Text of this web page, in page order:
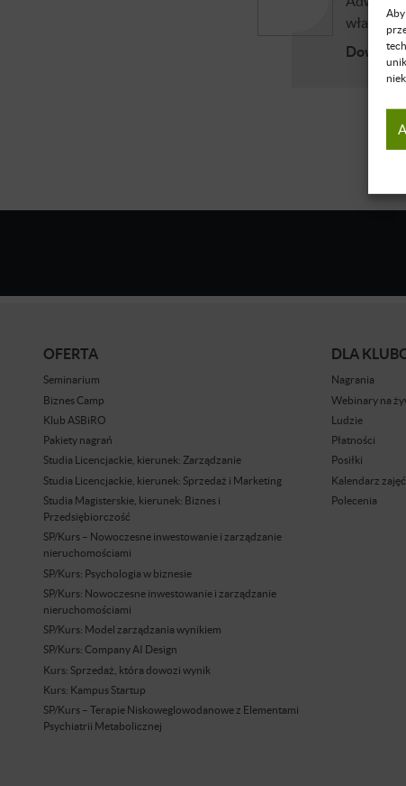
OFERTA
Seminarium
Biznes Camp
Klub ASBiRO
Pakiety nagrań
Studia Licencjackie, kierunek: Zarządzanie
Studia Licencjackie, kierunek: Sprzedaż i Marketing
Studia Magisterskie, kierunek: Biznes i
Przedsiębiorczość
SP/Kurs – Nowoczesne inwestowanie i zarządzanie
nieruchomościami
SP/Kurs: Psychologia w biznesie
SP/Kurs: Nowoczesne inwestowanie i zarządzanie
nieruchomościami
SP/Kurs: Model zarządzania wynikiem
SP/Kurs: Company AI Design
Kurs: Sprzedaż, która dowozi wynik
Kurs: Kampus Startup
SP/Kurs – Terapie Niskoweglowodanowe z Elementami
Psychiatrii Metabolicznej
DLA
Nagrania
Webinary na
Ludzie
Płatności
Posiłki
Kalendarz zajęć
Polecenia